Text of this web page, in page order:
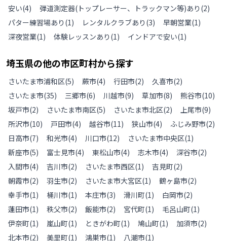
安い(4) 弾道測定器(トップレーサー、トラックマン等)あり (2)
パター練習場あり (1) レンタルクラブあり (3) 早朝営業(1)
深夜営業(1) 体験レッスンあり (1) インドアで安い(1)
埼玉県の他の市区町村から探す
さいたま市浦和区(5) 蕨市(4) 行田市(2) 久喜市(2)
さいたま市(35) 三郷市(6) 川越市(9) 草加市(8) 熊谷市(10)
坂戸市(2) さいたま市南区(5) さいたま市北区(2) 上尾市(9)
所沢市(10) 戸田市(4) 越谷市(11) 狭山市(4) ふじみ野市(2)
日高市(7) 和光市(4) 川口市(12) さいたま市中央区(1)
新座市(5) 富士見市(4) 東松山市(4) 志木市(4) 深谷市(2)
入間市(4) 吉川市(2) さいたま市西区(1) 吉見町(2)
朝霞市(2) 羽生市(2) さいたま市大宮区(1) 鶴ヶ島市(2)
幸手市(1) 桶川市(1) 本庄市(3) 滑川町(1) 白岡市(2)
蓮田市(1) 秩父市(2) 飯能市(2) 宮代町(1) 毛呂山町(1)
伊奈町(1) 嵐山町(1) ときがわ町(1) 鳩山町(1) 加須市(2)
北本市(2) 美里町(1) 鴻巣市(1) 八潮市(1)